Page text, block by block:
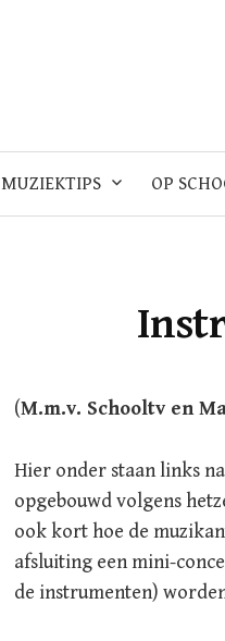
MUZIEKTIPS OP
(M.m.v. Schooltv en
Hier onder staan links
opgebouwd volgens
ook kort hoe de
afsluiting een mini-
de instrumenten)